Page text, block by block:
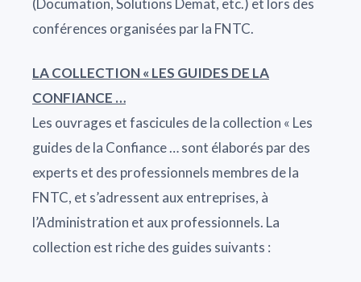
(Documation, Solutions Demat, etc.) et lors des
conférences organisées par la FNTC.
LA COLLECTION « LES GUIDES DE LA
CONFIANCE …
Les ouvrages et fascicules de la collection « Les
guides de la Confiance … sont élaborés par des
experts et des professionnels membres de la
FNTC, et s’adressent aux entreprises, à
l’Administration et aux professionnels. La
collection est riche des guides suivants :